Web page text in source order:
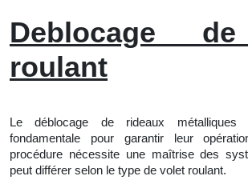
Deblocage
roulant
Le déblocage de rideaux
fondamentale pour garantir leur
procédure nécessite une maîtrise des
peut différer selon le type de volet roulant.